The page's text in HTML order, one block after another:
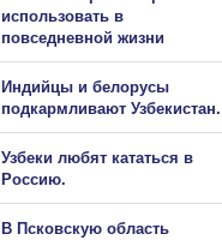
использовать в
повседневной жизни
Индийцы и белорусы
подкармливают Узбекистан.
Узбеки любят кататься в
Россию.
В Псковскую область